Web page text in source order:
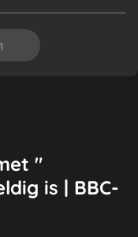
"
is | BBC-